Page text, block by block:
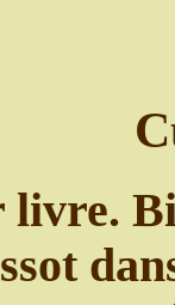
livre.